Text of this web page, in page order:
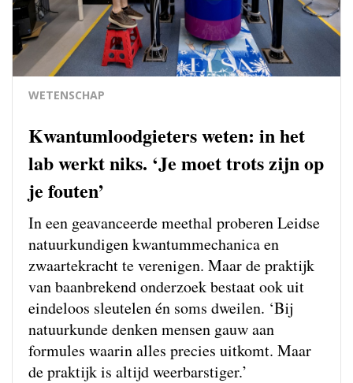
WETENSCHAP
Kwantumloodgieters weten: in het
lab werkt niks. ‘Je moet trots zijn op
je fouten’
In een geavanceerde meethal proberen Leidse
natuurkundigen kwantum­mechanica en
zwaartekracht te verenigen. Maar de praktijk
van baanbrekend onderzoek bestaat ook uit
eindeloos sleutelen én soms dweilen. ‘Bij
natuurkunde denken mensen gauw aan
formules waarin alles precies uitkomt. Maar
de praktijk is altijd weerbarstiger.’